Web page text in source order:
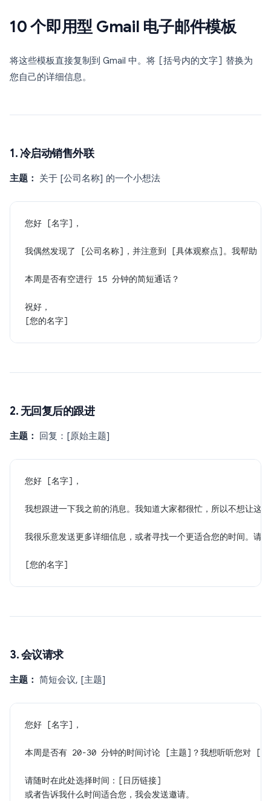
10 个即用型 Gmail 电子邮件模板
将这些模板直接复制到 Gmail 中。将 [括号内的文字]
替换为
您自己的详细信息。
1. 冷启动销售外联
主题： 关于 [公司名称] 的一个小想法
您好 [名字]，
我偶然发现了 [公司名称]，并注意到 [具体观察点]。我帮助
本周是否有空进行 15 分钟的简短通话？
祝好，
[您的名字]
2. 无回复后的跟进
主题： 回复：[原始主题]
您好 [名字]，
我想跟进一下我之前的消息。我知道大家都很忙，所以不想让这
我很乐意发送更多详细信息，或者寻找一个更适合您的时间。请
[您的名字]
3. 会议请求
主题： 简短会议, [主题]
您好 [名字]，
本周是否有 20-30 分钟的时间讨论 [主题]？我想听听您对 [
请随时在此处选择时间：[日历链接]
或者告诉我什么时间适合您，我会发送邀请。